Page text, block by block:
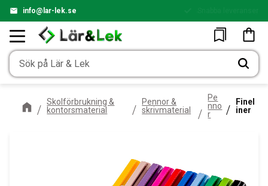
info@lar-lek.se
Favoriter
Skolförbrukning &
kontorsmaterial
Pennor &
skrivmaterial
Pe
nno
r
Finel
iner